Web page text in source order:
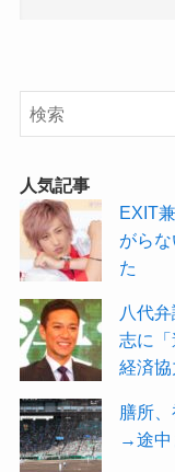
人気記事
EXIT
がら
た
八代
志に
経済協
膳所
→途中